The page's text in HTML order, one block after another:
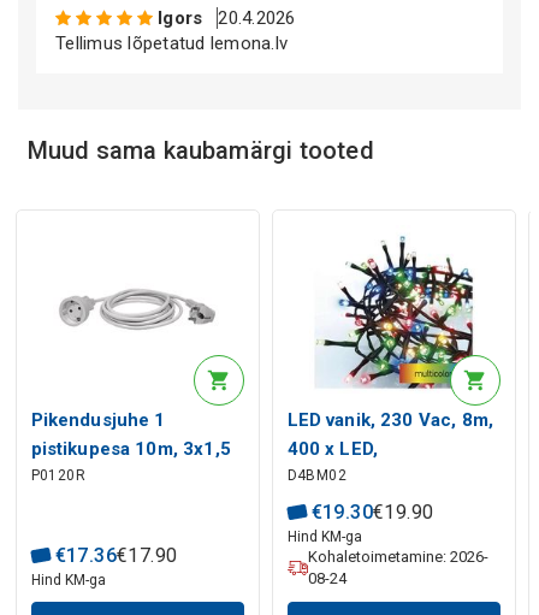
Tehisintellekti kirjeldus
Igors
20.4.2026
Tellimus lõpetatud lemona.lv
Muud sama kaubamärgi tooted
Pikendusjuhe 1
pistikupesa 10m, 3x1,5
mm² valge EMOS
P0120R
€17.36€17.90
Hind KM-ga
LED vanik, 230 Vac, 8m,
400 x LED,
mitmevärviline, taimer,
EMOS
D4BM02
€19.30€19.90
Hind KM-ga
Kohaletoimetamine: 2026-
08-24